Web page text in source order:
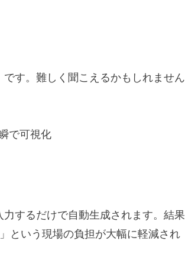
す。難しく聞こえるかもしれません
で可視化
するだけで自動生成されます。結果
という現場の負担が大幅に軽減され